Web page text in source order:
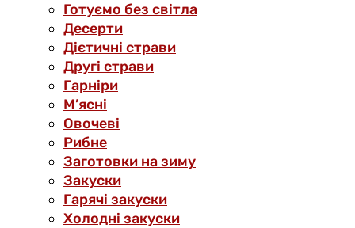
Готуємо без світла
Десерти
Дієтичні страви
Другі страви
Гарніри
М’ясні
Овочеві
Рибне
Заготовки на зиму
Закуски
Гарячі закуски
Холодні закуски